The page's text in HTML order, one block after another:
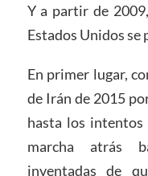
Y a partir de
Estados Unidos se
En primer lugar,
de Irán de 2015
hasta los
marcha atrás
inventadas de